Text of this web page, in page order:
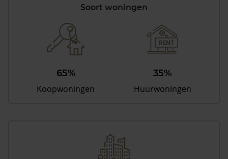
Soort woningen
65%
Koopwoningen
35%
Huurwoningen